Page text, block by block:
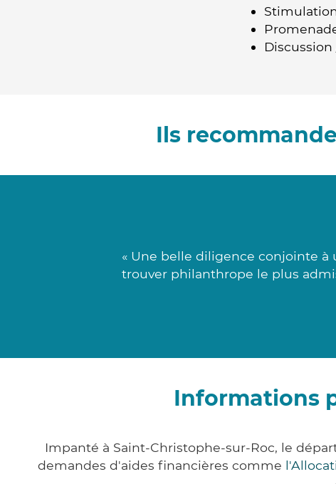
Discussion
Ils
« Une belle diligence conjointe
trouver philanthrope le plus
Informations
Impanté à Saint-Christophe-sur-Roc, le
demandes d'aides financières comme